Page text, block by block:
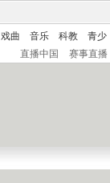
戏曲 音乐 科教 青少
直播中国 赛事直播